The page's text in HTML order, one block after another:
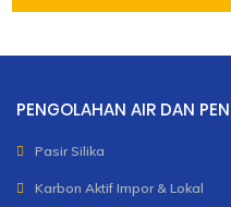
PENGOLAHAN AIR DAN
Pasir Silika
Karbon Aktif Impor & Lokal